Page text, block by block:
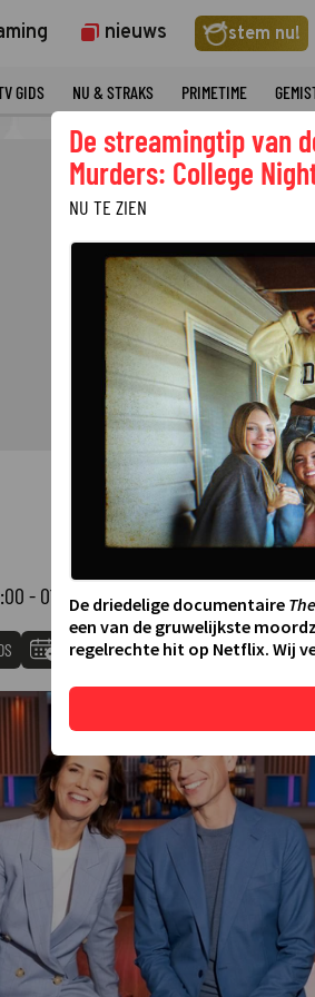
nieuws stem nu!
GIDS NU & STRAKS PRIMETIME
- 01:00
TOEVOEGEN AAN AGENDA DELEN
De streamingtip van
Murders: College
NU TE ZIEN
De driedelige documentaire
een van de gruwelijkste
regelrechte hit op Netflix. Wij